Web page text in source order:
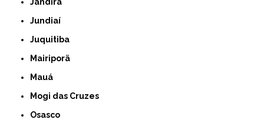
Jundiaí
Juquitiba
Mairiporã
Mauá
Mogi das Cruzes
Osasco